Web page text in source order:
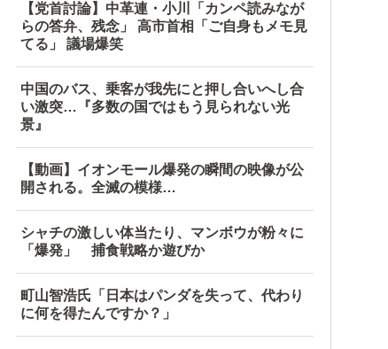
【党首討論】中革連・小川「カンペ読みなが
らの答弁、残念」 高市首相「ご自身もメモ見
てる」 議場爆笑
中国のバス、乗客が我先にと押し合いへし合
い激突…『多数の国ではもう見られない光
景』
【動画】イオンモール爆発の瞬間の映像が公
開される。全滅の模様…
シャチの激しい体当たり、マンボウが粉々に
「爆発」 捕食戦略か遊びか
町山智浩氏「日本はパンダを失って、代わり
に何を得たんですか？」